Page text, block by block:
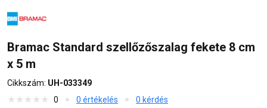
Bramac Standard szellőzőszalag fekete 8 cm
x 5 m
Cikkszám: UH-033349
0
0 értékelés 0 kérdés